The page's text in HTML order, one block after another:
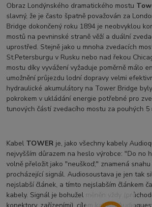
Obraz Londýnského dramatického mostu
slavný, že je často špatně považován za
Bridge dokončený roku 1894 je neobvyklou
mostů na pevninské straně věží a duální
uprostřed. Stejně jako u mnoha zvedacích
St.Petersburgu v Rusku nebo nad řekou
mostu díky vyvážení vyžaduje poměrně málo
umožnění průjezdu lodní dopravy velmi
hydraulické akumulátory na Tower Bridge
pokrokem v ukládání energie potřebné pro
tunových částí zvedacího mostu za pouhých 5
Kabel TOWER je, jako všechny kabely
nejvyšším důrazem na heslo výrobce: "Do no
volně přeložit jako "neuškoď;" znamená
procházející signál. Audiosoustava je jen tak
nejslabší článek, a tímto nejslabším článkem
kabely. Signál je bohužel měněn vždy